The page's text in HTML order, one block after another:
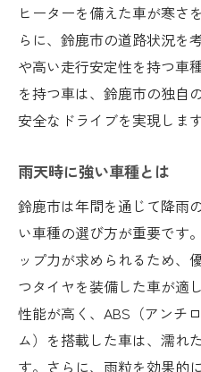
ヒーターを備えた車が寒さ
らに、鈴鹿市の道路状況を
や高い走行安定性を持つ車
を持つ車は、鈴鹿市の独自
安全なドライブを実現します
雨天時に強い車種とは
鈴鹿市は年間を通じて降雨
い車種の選び方が重要です
ップ力が求められるため、
つタイヤを装備した車が適
性能が高く、ABS（アンチ
ム）を搭載した車は、濡れ
す。さらに、雨粒を効果的